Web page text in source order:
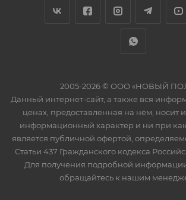
2005-2026 © ООО «НОВЫЙ
Данный интернет-сайт, а также вся
ценах, предоставленная на нём, носит
информационный характер и ни при
является публичной офертой,
Статьи 437 Гражданского кодекса
Для получения подробной
обращайтесь к нашим